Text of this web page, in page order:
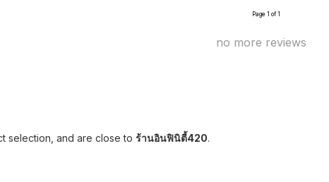
Page 1 of 1
no more reviews
selection, and are close to ร้านอินฟินิตี้420.